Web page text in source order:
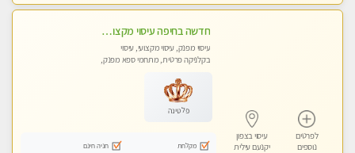
לפרטים
נוספים
עיסוי בצפון
יקנעם עילית
חדשה בחיפה עיסוי מקצועי מזמינה אותך למסאז' באווירה נעימה ומרגיע לנפש.+ אבנים חמות וכוסות רוח מומלץ מאוד
עיסוי מפנק, עיסוי מקצועי, עיסוי
בקלניקה פרטית, מתחמי ספא מפנק,
פלטינה
מקלחת
חניה חינם